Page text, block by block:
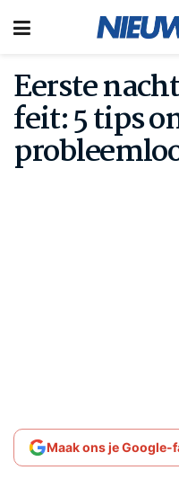
Eerste
feit: 5 tips
Maak ons je Google-